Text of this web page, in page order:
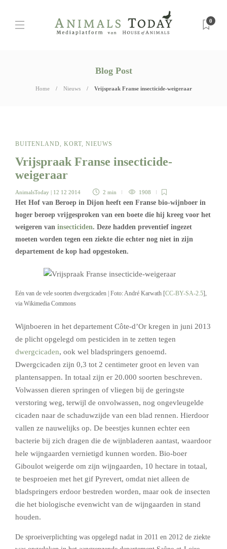
0
Blog Post
Home Nieuws Vrijspraak Franse insecticide-weigeraar
BUITENLAND, KORT, NIEUWS
Vrijspraak Franse insecticide-
weigeraar
AnimalsToday | 12 12 2014 2 min 1908
Het Hof van Beroep in Dijon heeft een Franse bio-wijnboer in
hoger beroep vrijgesproken van een boete die hij kreeg voor het
weigeren van insecticiden. Deze hadden preventief ingezet
moeten worden tegen een ziekte die echter nog niet in zijn
departement de kop had opgestoken.
Eén van de vele soorten dwergcicaden | Foto: André Karwath [CC-BY-SA-2.5],
via Wikimedia Commons
Wijnboeren in het departement Côte-d’Or kregen in juni 2013
de plicht opgelegd om pesticiden in te zetten tegen
dwergcicaden, ook wel bladspringers genoemd.
Dwergcicaden zijn 0,3 tot 2 centimeter groot en leven van
plantensappen. In totaal zijn er 20.000 soorten beschreven.
Volwassen dieren springen of vliegen bij de geringste
verstoring weg, terwijl de onvolwassen, nog ongevleugelde
cicaden naar de schaduwzijde van een blad rennen. Hierdoor
vallen ze nauwelijks op. De beestjes kunnen echter een
bacterie bij zich dragen die de wijnbladeren aantast, waardoor
hele wijngaarden vernietigd kunnen worden. Bio-boer
Giboulot weigerde om zijn wijngaarden, 10 hectare in totaal,
te besproeien met het gif Pyrevert, omdat niet alleen de
bladspringers erdoor bestreden worden, maar ook de insecten
die het biologische evenwicht van de wijngaarden in stand
houden.
De sproeiverplichting was opgelegd nadat in 2011 en 2012 de ziekte